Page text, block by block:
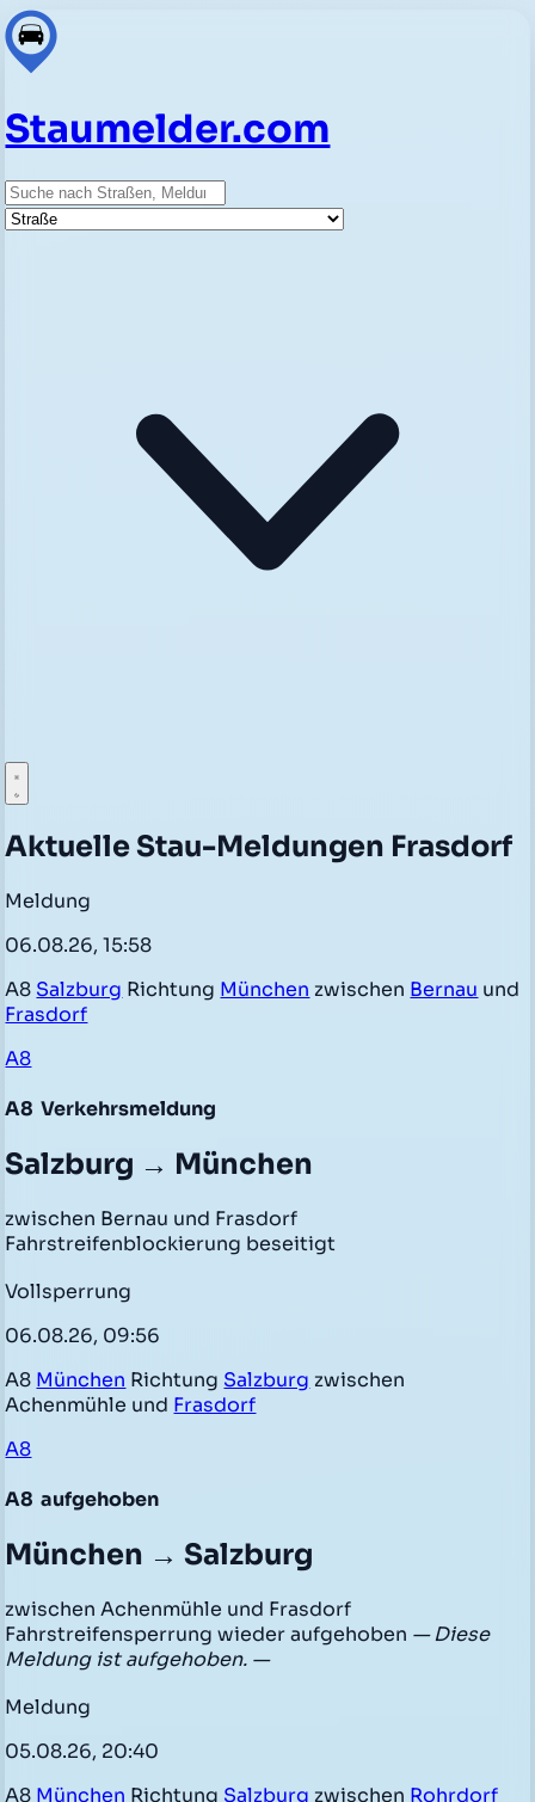
Staumelder.com
Suche
Straße
Aktuelle Stau-Meldungen Frasdorf
Meldung
06.08.26, 15:58
A8 Salzburg Richtung München zwischen Bernau und
Frasdorf
A8
A8 Verkehrsmeldung
Salzburg → München
zwischen Bernau und Frasdorf
Fahrstreifenblockierung beseitigt
Vollsperrung
06.08.26, 09:56
A8 München Richtung Salzburg zwischen
Achenmühle und Frasdorf
A8
A8 aufgehoben
München → Salzburg
zwischen Achenmühle und Frasdorf
Fahrstreifensperrung wieder aufgehoben — Diese
Meldung ist aufgehoben. —
Meldung
05.08.26, 20:40
A8 München Richtung Salzburg zwischen Rohrdorf